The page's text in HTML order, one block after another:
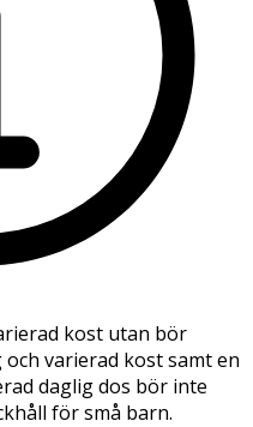
kost utan bör
varierad kost samt en
daglig dos bör inte
för små barn.